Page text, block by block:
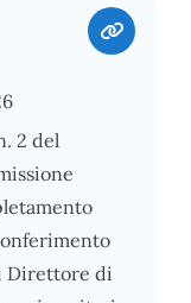
2 del
Direttore di